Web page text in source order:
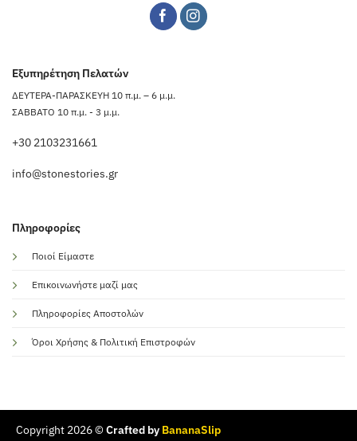
Εξυπηρέτηση Πελατών
ΔΕΥΤΕΡΑ-ΠΑΡΑΣΚΕΥΗ 10 π.μ. – 6 μ.μ.
ΣΑΒΒΑΤΟ 10 π.μ. - 3 μ.μ.
+30 2103231661
info@stonestories.gr
Πληροφορίες
Ποιοί Είμαστε
Επικοινωνήστε μαζί μας
Πληροφορίες Αποστολών
Όροι Χρήσης & Πολιτική Επιστροφών
Copyright 2026 © Crafted by BananaSlip